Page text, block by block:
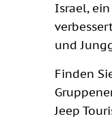
Israel,
und
Finden
Jeep